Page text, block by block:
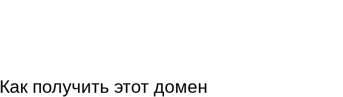
Как получить этот домен